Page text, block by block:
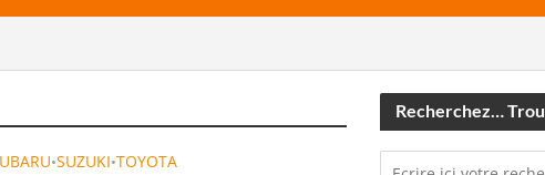
•SUZUKI•TOYOTA
Recherchez…